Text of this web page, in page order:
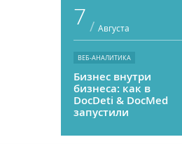
7 / Августа
ВЕБ-АНАЛИТИКА
Бизнес внутри
бизнеса: как в
DocDeti & DocMed
запустили
как стартап